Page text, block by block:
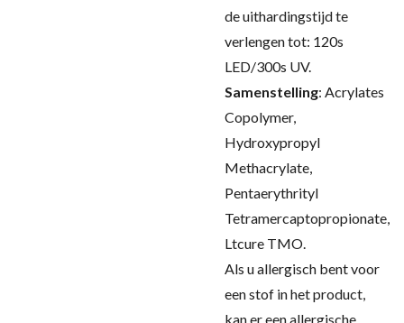
de uithardingstijd te
verlengen tot: 120s
LED/300s UV.
Samenstelling: Acrylates
Copolymer,
Hydroxypropyl
Methacrylate,
Pentaerythrityl
Tetramercaptopropionate,
Ltcure TMO.
Als u allergisch bent voor
een stof in het product,
kan er een allergische